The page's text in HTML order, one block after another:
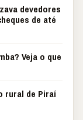
devedores
de até
Veja o que
rural de Piraí